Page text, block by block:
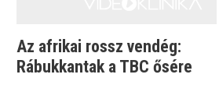
Az afrikai rossz vendég:
Rábukkantak a TBC ősére